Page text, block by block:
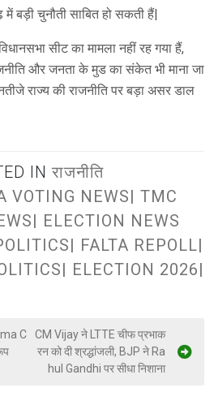
बड़ी चुनौती साबित हो सकती हैं|
सीट का मामला नहीं रह गया हैं,
और जनता के मुड का संकेत भी माना जा
राज्य की राजनीति पर बड़ा असर डाल
INराजनीति
VOTING NEWS| TMC
ELECTION NEWS
FALTA REPOLL|
ELECTION 2026|
C
CM Vijay ने LTTE चीफ प्रभाक
रन को दी श्रद्धांजली, BJP ने Ra
hul Gandhi पर सीधा निशाना